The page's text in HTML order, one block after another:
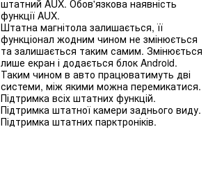
штатний AUX. Обов'язкова наявність
функції AUX.
Штатна магнітола залишається, її
функціонал жодним чином не змінюється
та залишається таким самим. Змінюється
лише екран і додається блок Android.
Таким чином в авто працюватимуть дві
системи, між якими можна перемикатися.
Підтримка всіх штатних функцій.
Підтримка штатної камери заднього виду.
Підтримка штатних парктроніків.